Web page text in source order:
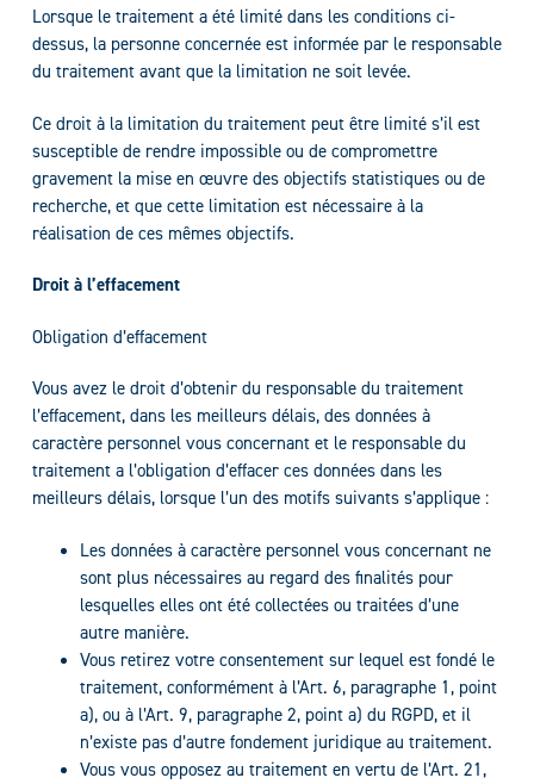
Lorsque le traitement a été limité dans les conditions ci-
dessus, la personne concernée est informée par le responsable
du traitement avant que la limitation ne soit levée.
Ce droit à la limitation du traitement peut être limité s’il est
susceptible de rendre impossible ou de compromettre
gravement la mise en œuvre des objectifs statistiques ou de
recherche, et que cette limitation est nécessaire à la
réalisation de ces mêmes objectifs.
Droit à l’effacement
Obligation d’effacement
Vous avez le droit d’obtenir du responsable du traitement
l’effacement, dans les meilleurs délais, des données à
caractère personnel vous concernant et le responsable du
traitement a l’obligation d’effacer ces données dans les
meilleurs délais, lorsque l’un des motifs suivants s’applique :
Les données à caractère personnel vous concernant ne
sont plus nécessaires au regard des finalités pour
lesquelles elles ont été collectées ou traitées d’une
autre manière.
Vous retirez votre consentement sur lequel est fondé le
traitement, conformément à l’Art. 6, paragraphe 1, point
a), ou à l’Art. 9, paragraphe 2, point a) du RGPD, et il
n’existe pas d’autre fondement juridique au traitement.
Vous vous opposez au traitement en vertu de l’Art. 21,